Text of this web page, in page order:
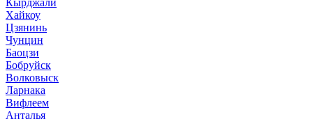
Кырджали
Хайкоу
Цзянинь
Чунцин
Баоцзи
Бобруйск
Волковыск
Ларнака
Вифлеем
Анталья